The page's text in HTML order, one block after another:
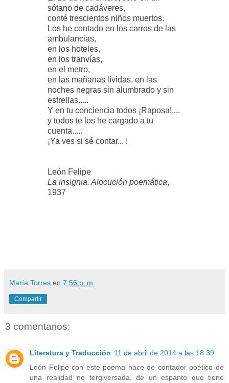
sótano de cadáveres,
conté trescientos niños muertos.
Los he contado en los carros de las
ambulancias,
en los hoteles,
en los tranvías,
en el metro,
en las mañanas lívidas, en las
noches negras sin alumbrado y sin
estrellas.....
Y en tu conciencia todos ¡Raposa!....
y todos te los he cargado a tu
cuenta.....
¡Ya ves si sé contar... !
León Felipe
La insignia. Alocución poemática,
1937
María Torres en 7:56 p. m.
Compartir
3 comentarios:
Literatura y Traducción 11 de abril de 2014 a las 18:39
León Felipe con este poema hace de contador poético de
una realidad no tergiversada, de un espanto que tiene